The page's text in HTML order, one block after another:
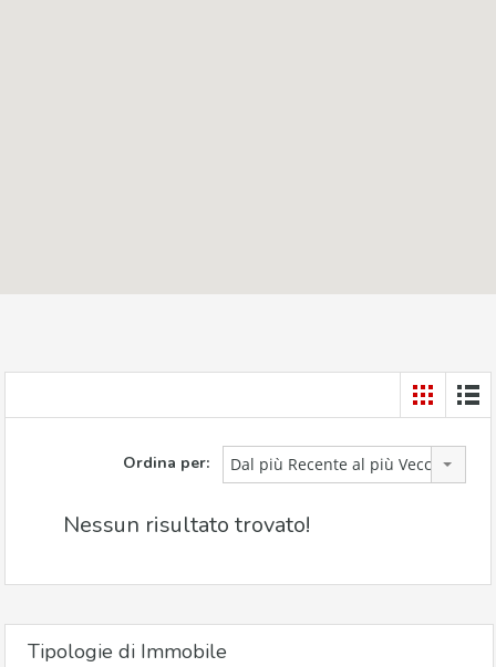
Ordina per: Dal più Recente al più Vecchio
Nessun risultato trovato!
Tipologie di Immobile